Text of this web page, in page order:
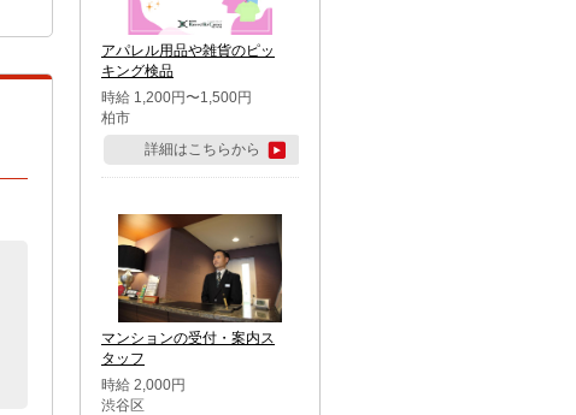
アパレル用品や雑貨のピッ
キング検品
時給 1,200円〜1,500円
柏市
詳細はこちらから
マンションの受付・案内ス
タッフ
時給 2,000円
渋谷区